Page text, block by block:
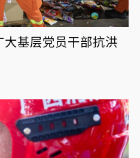
基层党员干部抗洪